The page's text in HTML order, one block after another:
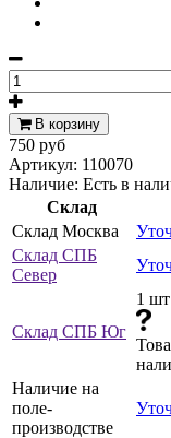
В корзину
750 руб
Артикул: 110070
Наличие: Есть в
Склад
Склад Москва
Склад СПБ
Север
Склад СПБ Юг
1 шт
Наличие на
поле-
производстве